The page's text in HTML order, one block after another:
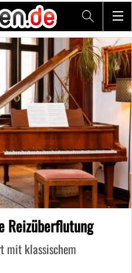
Reizüberflutung
mit klassischem